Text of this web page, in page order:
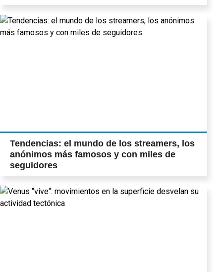
Tendencias: el mundo de los streamers, los
anónimos más famosos y con miles de
seguidores